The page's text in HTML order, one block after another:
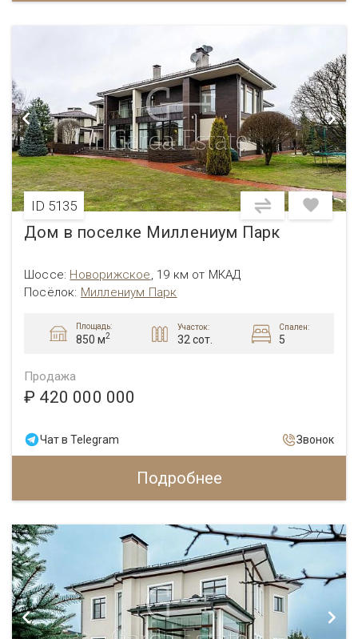
ID 5135
Дом в поселке Миллениум Парк
Шоссе: Новорижское, 19 км от МКАД
Посёлок: Миллениум Парк
Площадь:
850 м2
Участок:
32 сот.
Спален:
5
Продажа
₽ 420 000 000
Чат в Telegram Звонок
Подробнее